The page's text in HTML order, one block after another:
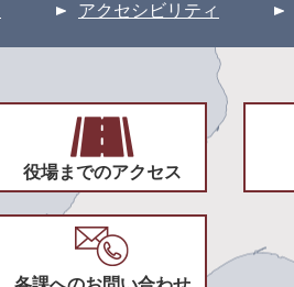
アクセシビリティ
役場までのアクセス